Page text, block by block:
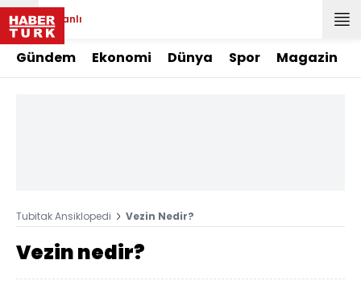
Canlı
Gündem Ekonomi Dünya Spor Magazin
Tubitak Ansiklopedi Vezin Nedir?
Vezin nedir?